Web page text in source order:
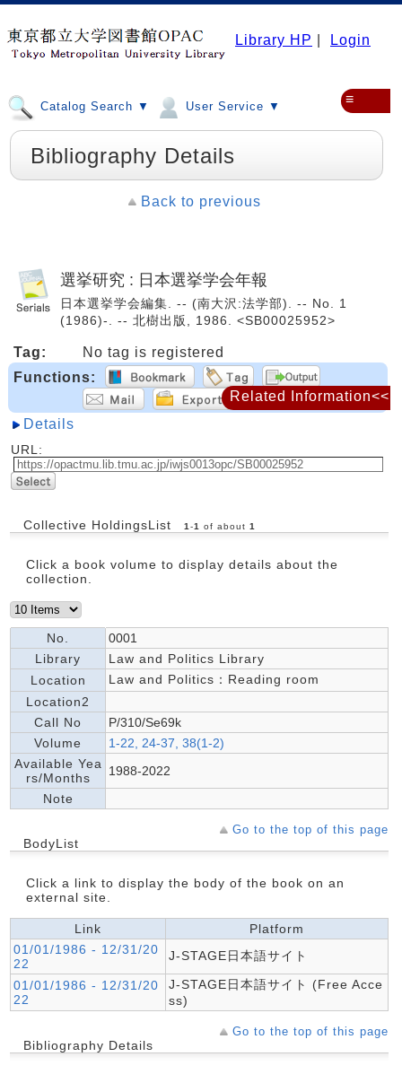
Library HP Login
Catalog Search ▼ User Service ▼ ≡
Bibliography Details
Back to previous
選挙研究 : 日本選挙学会年報
日本選挙学会編集. -- (南大沢:法学部). -- No. 1
(1986)-. -- 北樹出版, 1986. <SB00025952>
Tag:
No tag is registered
Functions:
Details
URL:
Collective HoldingsList 1 -1 of about 1
Click a book volume to display details about the
collection.
No.
0001
Library
Law and Politics Library
Location
Law and Politics：Reading room
Location2
Call No
P/310/Se69k
Volume
1-22, 24-37, 38(1-2)
Available Yea
rs/Months
1988-2022
Note
Go to the top of this page
BodyList
Click a link to display the body of the book on an
external site.
Link
Platform
01/01/1986 - 12/31/20
22
J-STAGE日本語サイト
01/01/1986 - 12/31/20
22
J-STAGE日本語サイト (Free Acce
ss)
Go to the top of this page
Bibliography Details
Related Information<<